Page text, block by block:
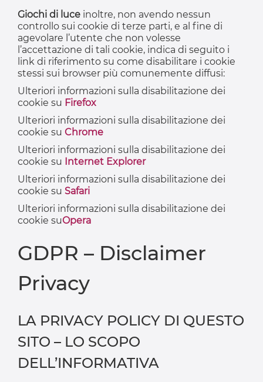
Giochi di luce inoltre, non avendo nessun
controllo sui cookie di terze parti, e al fine di
agevolare l’utente che non volesse
l’accettazione di tali cookie, indica di seguito i
link di riferimento su come disabilitare i cookie
stessi sui browser più comunemente diffusi:
Ulteriori informazioni sulla disabilitazione dei
cookie su Firefox
Ulteriori informazioni sulla disabilitazione dei
cookie su Chrome
Ulteriori informazioni sulla disabilitazione dei
cookie su Internet Explorer
Ulteriori informazioni sulla disabilitazione dei
cookie su Safari
Ulteriori informazioni sulla disabilitazione dei
cookie suOpera
GDPR – Disclaimer
Privacy
LA PRIVACY POLICY DI QUESTO
SITO – LO SCOPO
DELL’INFORMATIVA